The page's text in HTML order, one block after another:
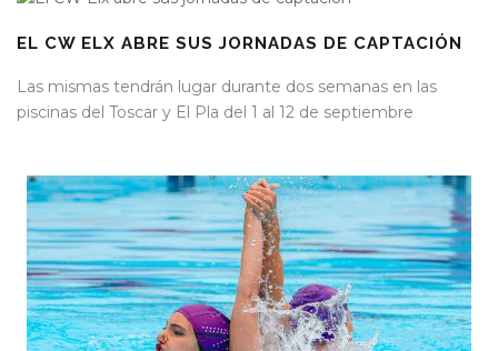
EL CW ELX ABRE SUS JORNADAS DE CAPTACIÓN
Las mismas tendrán lugar durante dos semanas en las
piscinas del Toscar y El Pla del 1 al 12 de septiembre